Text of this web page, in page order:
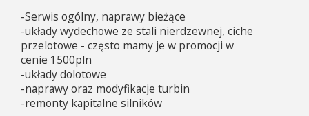
-Serwis ogólny, naprawy bieżące
-układy wydechowe ze stali nierdzewnej, ciche
przelotowe - często mamy je w promocji w
cenie 1500pln
-układy dolotowe
-naprawy oraz modyfikacje turbin
-remonty kapitalne silników